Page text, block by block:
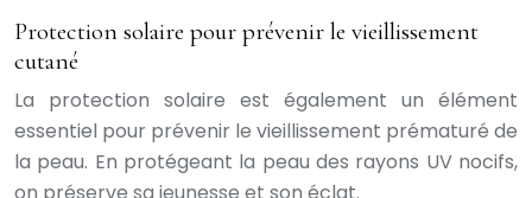
Protection solaire pour prévenir le vieillissement
cutané
La protection solaire est également un élément
essentiel pour prévenir le vieillissement prématuré de
la peau. En protégeant la peau des rayons UV nocifs,